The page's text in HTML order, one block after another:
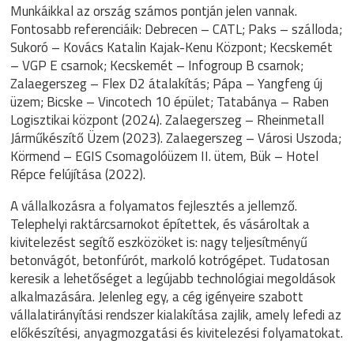
Munkáikkal az ország számos pontján jelen vannak.
Fontosabb referenciáik: Debrecen – CATL; Paks – szálloda;
Sukoró – Kovács Katalin Kajak-Kenu Központ; Kecskemét
– VGP E csarnok; Kecskemét – Infogroup B csarnok;
Zalaegerszeg – Flex D2 átalakítás; Pápa – Yangfeng új
üzem; Bicske – Vincotech 10 épület; Tatabánya – Raben
Logisztikai központ (2024). Zalaegerszeg – Rheinmetall
Járműkészítő Üzem (2023). Zalaegerszeg – Városi Uszoda;
Körmend – EGIS Csomagolóüzem II. ütem, Bük – Hotel
Répce felújítása (2022).
A vállalkozásra a folyamatos fejlesztés a jellemző.
Telephelyi raktárcsarnokot építettek, és vásároltak a
kivitelezést segítő eszközöket is: nagy teljesítményű
betonvágót, betonfúrót, markoló kotrógépet. Tudatosan
keresik a lehetőséget a legújabb technológiai megoldások
alkalmazására. Jelenleg egy, a cég igényeire szabott
vállalatirányítási rendszer kialakítása zajlik, amely lefedi az
előkészítési, anyagmozgatási és kivitelezési folyamatokat.